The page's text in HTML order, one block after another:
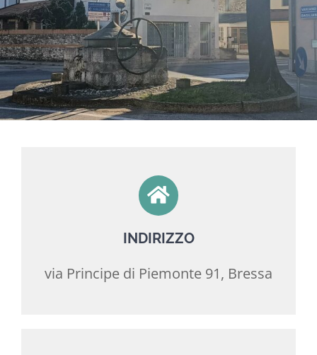
Contatti
INDIRIZZO
via Principe di Piemonte 91, Bressa